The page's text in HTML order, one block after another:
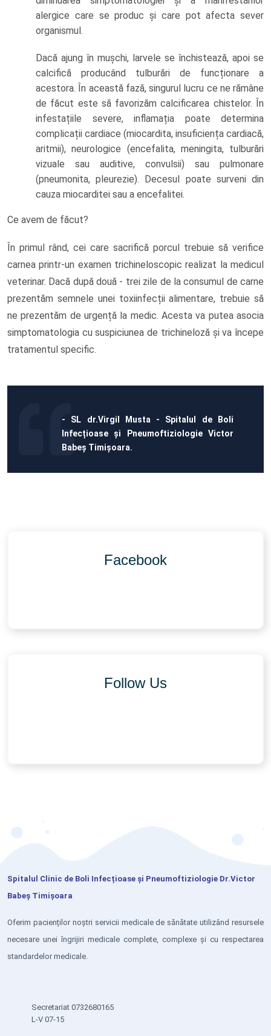
alergice care se produc și care pot afecta sever
organismul.
Dacă ajung în mușchi, larvele se închistează, apoi se
calcifică producând tulburări de funcționare a
acestora. În această fază, singurul lucru ce ne rămâne
de făcut este să favorizăm calcificarea chistelor. În
infestațiile severe, inflamația poate determina
complicații cardiace (miocardita, insuficiența cardiacă,
aritmii), neurologice (encefalita, meningita, tulburări
vizuale sau auditive, convulsii) sau pulmonare
(pneumonita, pleurezie). Decesul poate surveni din
cauza miocarditei sau a encefalitei.
Ce avem de făcut?
În primul rând, cei care sacrifică porcul trebuie să verifice
carnea printr-un examen trichineloscopic realizat la medicul
veterinar. Dacă după două - trei zile de la consumul de carne
prezentăm semnele unei toxiinfecții alimentare, trebuie să
ne prezentăm de urgență la medic. Acesta va putea asocia
simptomatologia cu suspiciunea de trichineloză și va începe
tratamentul specific.
- SL dr.Virgil Musta - Spitalul de Boli
Infecțioase și Pneumoftiziologie Victor
Babeș Timișoara.
Facebook
Follow Us
Spitalul Clinic de Boli Infecțioase și Pneumoftiziologie Dr.Victor
Babeș Timișoara
Oferim pacienților noștri servicii medicale de sănătate utilizând resursele
necesare unei îngrijiri medicale complete, complexe și cu respectarea
standardelor medicale.
Secretariat 0732680165
L-V 07-15